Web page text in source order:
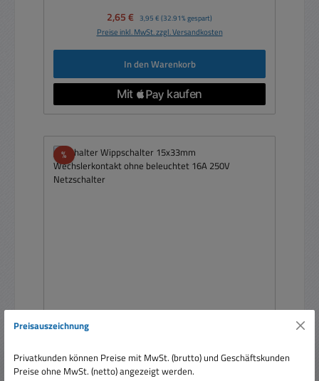
Verkaufspreis:
2,65 € Regulärer Preis:
3,95 € (32.91% gespart)
Preise inkl. MwSt. zzgl. Versandkosten
In den Warenkorb
%Rabatt
Schalter Wippschalter 15x33mm
Netzschalter
Preisauszeichnung
Privatkunden können Preise mit MwSt. (brutto) und Geschäftskunden
Preise ohne MwSt. (netto) angezeigt werden.